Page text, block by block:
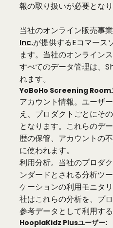
報の取り扱いが必要となり
当社のオンライン販売事業
Inc.が提供するEコマース
ます。当社のオンライン
すべてのデータ管理は、
れます。
YoBoHo Screening Room
アカウント情報。ユーザ
え、プロダクトごとにそ
となります。これらのデ
歴の保管、アカウントの
に使われます。
利用分析。当社のプロダ
ンダードとされる分析ツ
ケーションの利用モニタ
社はこれらの分析を、プ
参考データとして利用す
HooplaKidz Plusユーザー: